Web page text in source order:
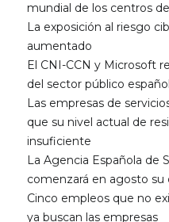
mundial de los centros
La exposición al riesgo
aumentado
El CNI-CCN y Microsoft
del sector público español
Las empresas de
que su nivel actual de
insuficiente
La Agencia Española de
comenzará en agosto su
Cinco empleos que no
ya buscan las empresas